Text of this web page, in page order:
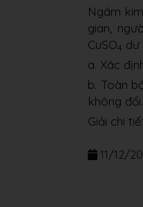
Ngâm
gian,
CuSO4 dư
a. Xác
b. Toàn
không
Giải chi
11/12/